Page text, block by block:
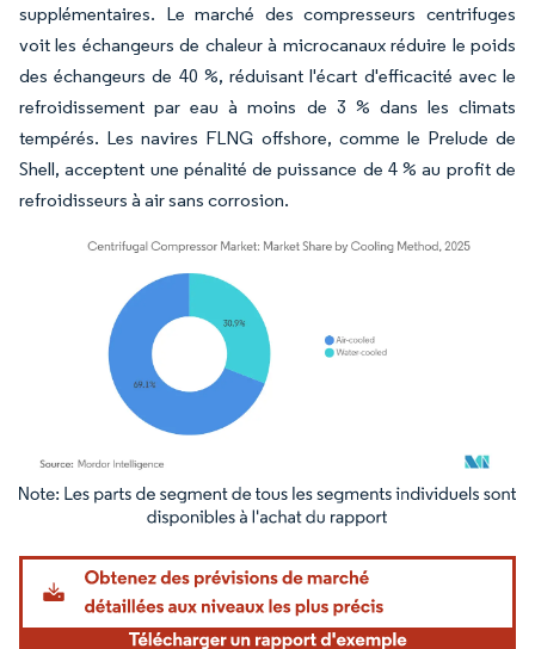
supplémentaires. Le marché des compresseurs centrifuges
voit les échangeurs de chaleur à microcanaux réduire le poids
des échangeurs de 40 %, réduisant l'écart d'efficacité avec le
refroidissement par eau à moins de 3 % dans les climats
tempérés. Les navires FLNG offshore, comme le Prelude de
Shell, acceptent une pénalité de puissance de 4 % au profit de
refroidisseurs à air sans corrosion.
Image © Mordor Intelligence. La réutilisation nécessite une attribution sous CC BY